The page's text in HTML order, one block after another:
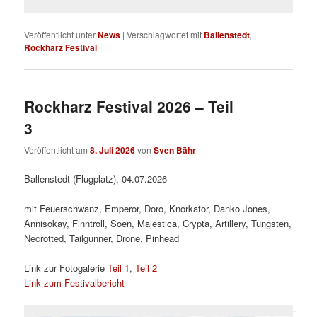
Veröffentlicht unterNews |Verschlagwortet mit Ballenstedt,
Rockharz Festival
Rockharz Festival 2026 – Teil
3
Veröffentlicht am8. Juli 2026vonSven Bähr
Ballenstedt (Flugplatz), 04.07.2026
mit Feuerschwanz, Emperor, Doro, Knorkator, Danko Jones,
Annisokay, Finntroll, Soen, Majestica, Crypta, Artillery, Tungsten,
Necrotted, Tailgunner, Drone, Pinhead
Link zur FotogalerieTeil 1,Teil 2
Link zum Festivalbericht